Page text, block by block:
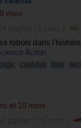
mois
robots dans
fiction
cinéma film
et 10 mois